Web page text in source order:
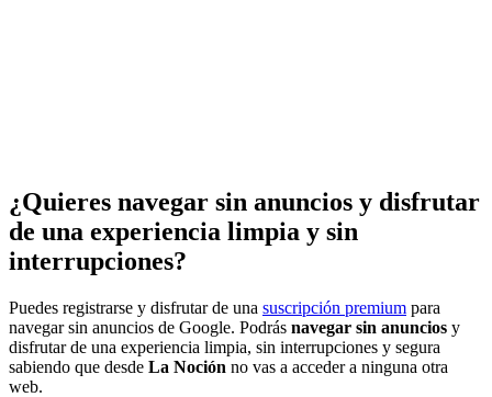
¿Quieres navegar sin anuncios y disfrutar
de una experiencia limpia y sin
interrupciones?
Puedes registrarse y disfrutar de una suscripción premium para
navegar sin anuncios de Google. Podrás navegar sin anuncios y
disfrutar de una experiencia limpia, sin interrupciones y segura
sabiendo que desde La Noción no vas a acceder a ninguna otra
web.